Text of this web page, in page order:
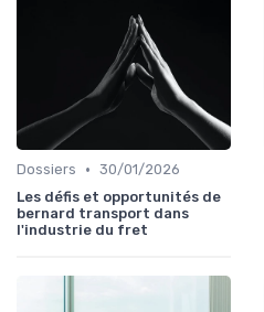
Dossiers • 30/01/2026
Les défis et opportunités de
bernard transport dans
l'industrie du fret